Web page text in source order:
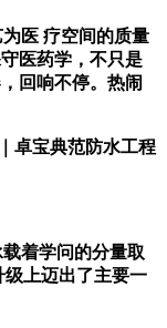
医 疗空间的质量
医药学，不只是
回响不停。热闹
卓宝典范防水工程
着学问的分量取
上迈出了主要一